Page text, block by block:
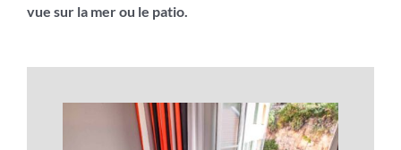
vue sur la mer ou le patio.